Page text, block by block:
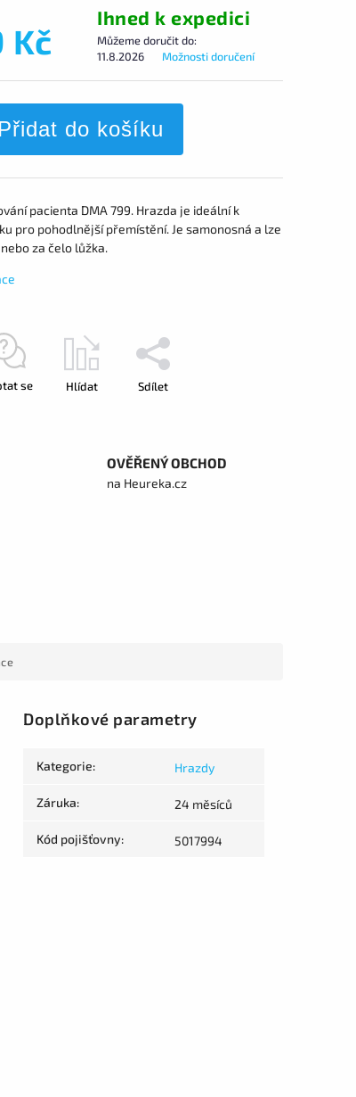
Kč
Ihned k expedici
Můžeme doručit do:
11.8.2026
Možnosti doručení
Přidat do košíku
pacienta DMA 799. Hrazda je ideální k
pro pohodlnější přemístění. Je samonosná a lze
za čelo lůžka.
se Hlídat Sdílet
OVĚŘENÝ OBCHOD
na Heureka.cz
Doplňkové parametry
Kategorie: Hrazdy
Záruka: 24 měsíců
Kód pojišťovny: 5017994